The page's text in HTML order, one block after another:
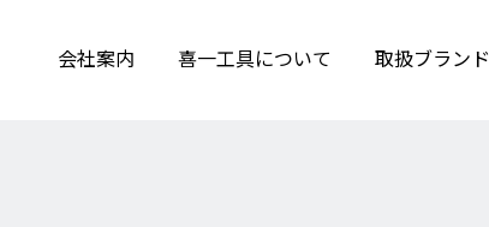
会社案内 喜一工具について 取扱ブランド